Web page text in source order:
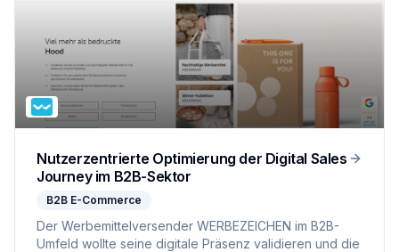
Nutzerzentrierte Optimierung der Digital Sales
Journey im B2B-Sektor
B2B E-Commerce
Der Werbemittelversender WERBEZEICHEN im B2B-
Umfeld wollte seine digitale Präsenz validieren und die